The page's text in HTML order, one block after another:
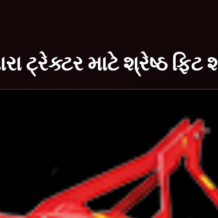
ટ્રેક્ટર માટે શ્રેષ્ઠ ફિટ